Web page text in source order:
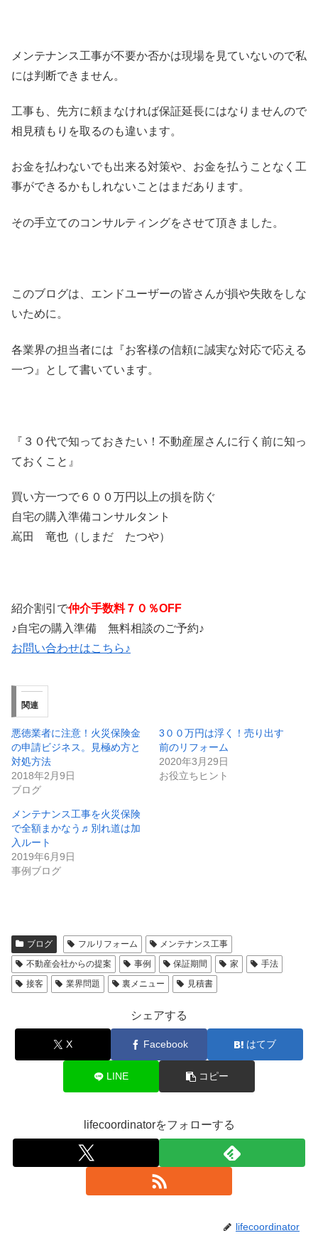
メンテナンス工事が不要か否かは現場を見ていないので私
には判断できません。
工事も、先方に頼まなければ保証延長にはなりませんので
相見積もりを取るのも違います。
お金を払わないでも出来る対策や、お金を払うことなく工
事ができるかもしれないことはまだあります。
その手立てのコンサルティングをさせて頂きました。
このブログは、エンドユーザーの皆さんが損や失敗をしな
いために。
各業界の担当者には『お客様の信頼に誠実な対応で応える
一つ』として書いています。
『３０代で知っておきたい！不動産屋さんに行く前に知っ
ておくこと』
買い方一つで６００万円以上の損を防ぐ
自宅の購入準備コンサルタント
嶌田 竜也（しまだ たつや）
紹介割引で仲介手数料７０％OFF
♪自宅の購入準備 無料相談のご予約♪
お問い合わせはこちら♪
関連
悪徳業者に注意！火災保険金
の申請ビジネス。見極め方と
対処方法
2018年2月9日
ブログ
3００万円は浮く！売り出す
前のリフォーム
2020年3月29日
お役立ちヒント
メンテナンス工事を火災保険
で全額まかなう♬別れ道は加
入ルート
2019年6月9日
事例ブログ
ブログ フルリフォーム
メンテナンス工事
不動産会社からの提案
事例 保証期間 家
手法
接客
業界問題 裏メニュー 見積書
シェアする
X Facebook はてブ
LINE コピー
lifecoordinatorをフォローする
lifecoordinator